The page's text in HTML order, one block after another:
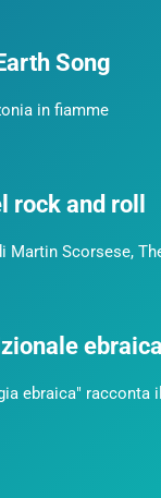
Song
in fiamme
and roll
Scorsese,
ebraica" racconta